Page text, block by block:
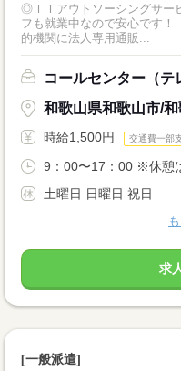
◎ＩＴアウトソーシングサー
フも就業中なので安心です
的機関に法人専用通販...
コールセンター（テ
和歌山県和歌山市/和
時給1,500円 交通費一部
9：00〜17：00 ※休憩
土曜日 日曜日 祝日
求
[一般派遣]